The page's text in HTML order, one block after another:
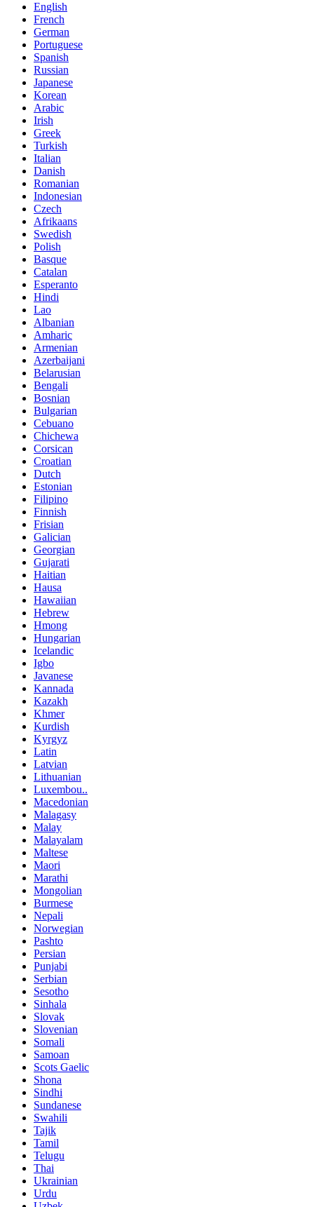
English
French
German
Portuguese
Spanish
Russian
Japanese
Korean
Arabic
Irish
Greek
Turkish
Italian
Danish
Romanian
Indonesian
Czech
Afrikaans
Swedish
Polish
Basque
Catalan
Esperanto
Hindi
Lao
Albanian
Amharic
Armenian
Azerbaijani
Belarusian
Bengali
Bosnian
Bulgarian
Cebuano
Chichewa
Corsican
Croatian
Dutch
Estonian
Filipino
Finnish
Frisian
Galician
Georgian
Gujarati
Haitian
Hausa
Hawaiian
Hebrew
Hmong
Hungarian
Icelandic
Igbo
Javanese
Kannada
Kazakh
Khmer
Kurdish
Kyrgyz
Latin
Latvian
Lithuanian
Luxembou..
Macedonian
Malagasy
Malay
Malayalam
Maltese
Maori
Marathi
Mongolian
Burmese
Nepali
Norwegian
Pashto
Persian
Punjabi
Serbian
Sesotho
Sinhala
Slovak
Slovenian
Somali
Samoan
Scots Gaelic
Shona
Sindhi
Sundanese
Swahili
Tajik
Tamil
Telugu
Thai
Ukrainian
Urdu